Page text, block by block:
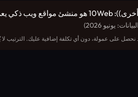
يونيو 2026)
نحصل على عمولة، دون أي تكلفة إضافية عليك. الترتيب